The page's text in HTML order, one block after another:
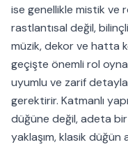
ise genellikle mistik ve
rastlantısal değil, bilinçli
müzik, dekor ve hatta
geçişte önemli rol
uyumlu ve zarif
gerektirir. Katmanlı
düğüne değil, adeta bir
yaklaşım, klasik düğün